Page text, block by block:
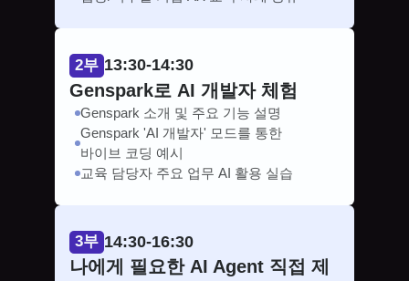
2부 13:30-14:30
Genspark로 AI 개발자 체험
Genspark 소개 및 주요 기능 설명
Genspark 'AI 개발자' 모드를 통한
바이브 코딩 예시
교육 담당자 주요 업무 AI 활용 실습
3부 14:30-16:30
나에게 필요한 AI Agent 직접 제